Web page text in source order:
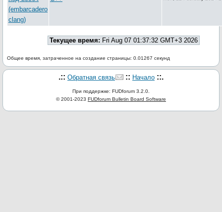
(embarcadero
clang)
Текущее время: Fri Aug 07 01:37:32 GMT+3 2026
Общее время, затраченное на создание страницы: 0.01267 секунд
.:: Обратная связь :: Начало ::.
При поддержке: FUDforum 3.2.0.
© 2001-2023 FUDforum Bulletin Board Software